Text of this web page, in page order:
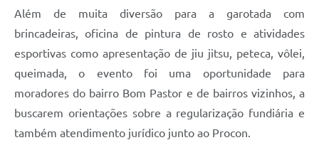
Além de muita diversão para a garotada com
brincadeiras, oficina de pintura de rosto e atividades
esportivas como apresentação de jiu jitsu, peteca, vôlei,
queimada, o evento foi uma oportunidade para
moradores do bairro Bom Pastor e de bairros vizinhos, a
buscarem orientações sobre a regularização fundiária e
também atendimento jurídico junto ao Procon.